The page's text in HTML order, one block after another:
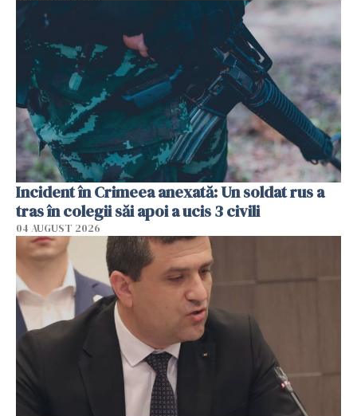
Incident în Crimeea anexată: Un soldat rus a
tras în colegii săi apoi a ucis 3 civili
04 AUGUST 2026